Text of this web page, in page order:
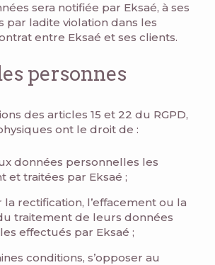
sera notifiée par Eksaé, à ses
par ladite violation dans les
entre Eksaé et ses clients.
personnes
des articles 15 et 22 du RGPD,
ont le droit de :
données personnelles les
et traitées par Eksaé ;
rectification, l’effacement ou la
traitement de leurs données
effectués par Eksaé ;
conditions, s’opposer au